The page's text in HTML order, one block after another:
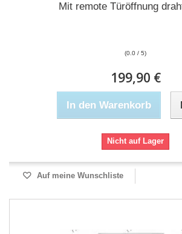
Mit remote Türöffnung
(0.0 / 5)
199,90 €
In den Warenkorb
Nicht auf Lager
Auf meine Wunschliste